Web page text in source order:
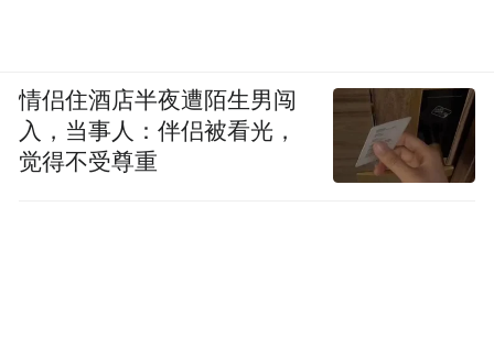
情侣住酒店半夜遭陌生男闯
入，当事人：伴侣被看光，
觉得不受尊重